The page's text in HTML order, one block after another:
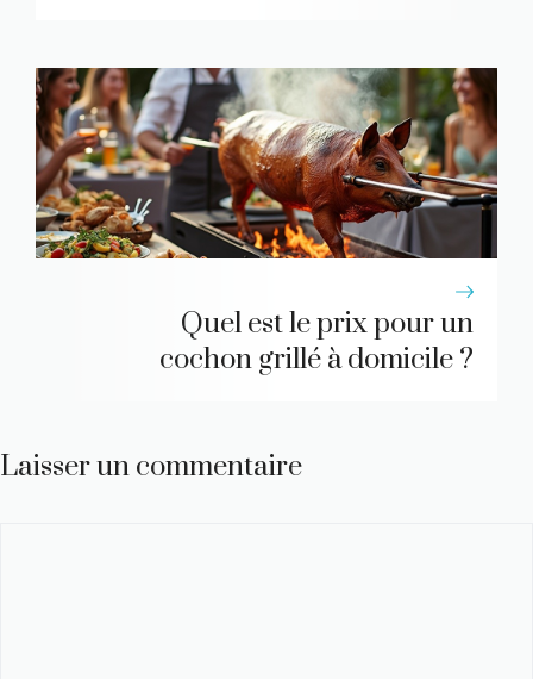
Quel est le prix pour un
cochon grillé à domicile ?
Laisser un commentaire